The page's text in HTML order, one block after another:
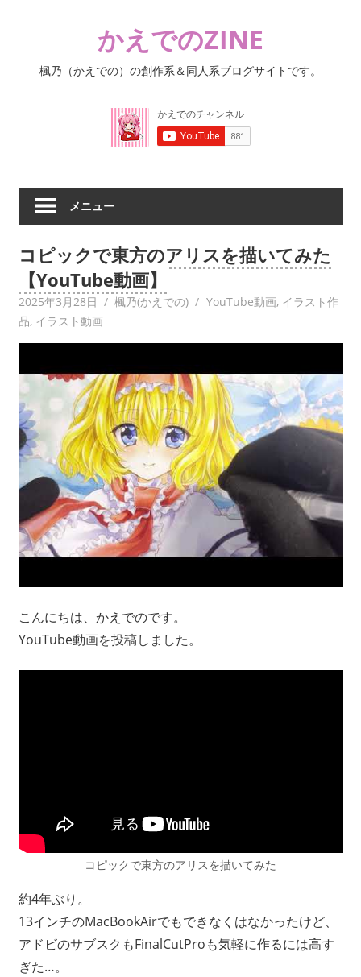
かえでのZINE
楓乃（かえでの）の創作系＆同人系ブログサイトです。
メニュー
コピックで東方のアリスを描いてみた
【YouTube動画】
2025年3月28日 楓乃(かえでの) YouTube動画, イラスト作
品, イラスト動画
こんにちは、かえでのです。
YouTube動画を投稿しました。
コピックで東方のアリスを描いてみた
約4年ぶり。
13インチのMacBookAirでもできなくはなかったけど、
アドビのサブスクもFinalCutProも気軽に作るには高す
ぎた…。